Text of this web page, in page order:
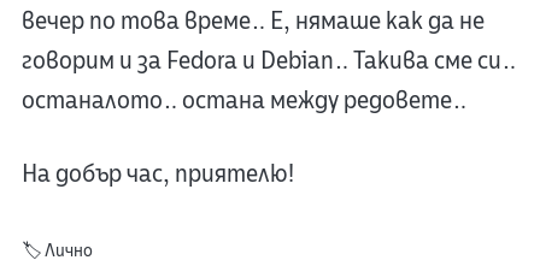
вечер по това време… Е, нямаше как да не
говорим и за Fedora и Debian… Такива сме си…
останалото… остана между редовете…
На добър час, приятелю!
🏷️Лично